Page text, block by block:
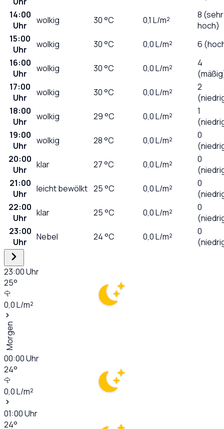
14:00
Uhr
wolkig 30°C 0,1 L/m²
8 (sehr
hoch)
15:00
Uhr
wolkig 30°C 0,0L/m²
6
16:00
Uhr
wolkig 30°C 0,0L/m²
4
17:00
Uhr
wolkig 30°C 0,0L/m²
2
18:00
Uhr
wolkig 29°C 0,0L/m²
1
19:00
Uhr
wolkig 28°C 0,0L/m²
0
20:00
Uhr
klar 27°C 0,0L/m²
0
21:00
Uhr
leicht bewölkt 25°C 0,0L/m²
0
22:00
Uhr
klar 25°C 0,0L/m²
0
23:00
Uhr
Nebel 24°C 0,0L/m²
0
23:00Uhr
25°
0,0L/m²
Morgen
00:00Uhr
24°
0,0L/m²
01:00Uhr
24°